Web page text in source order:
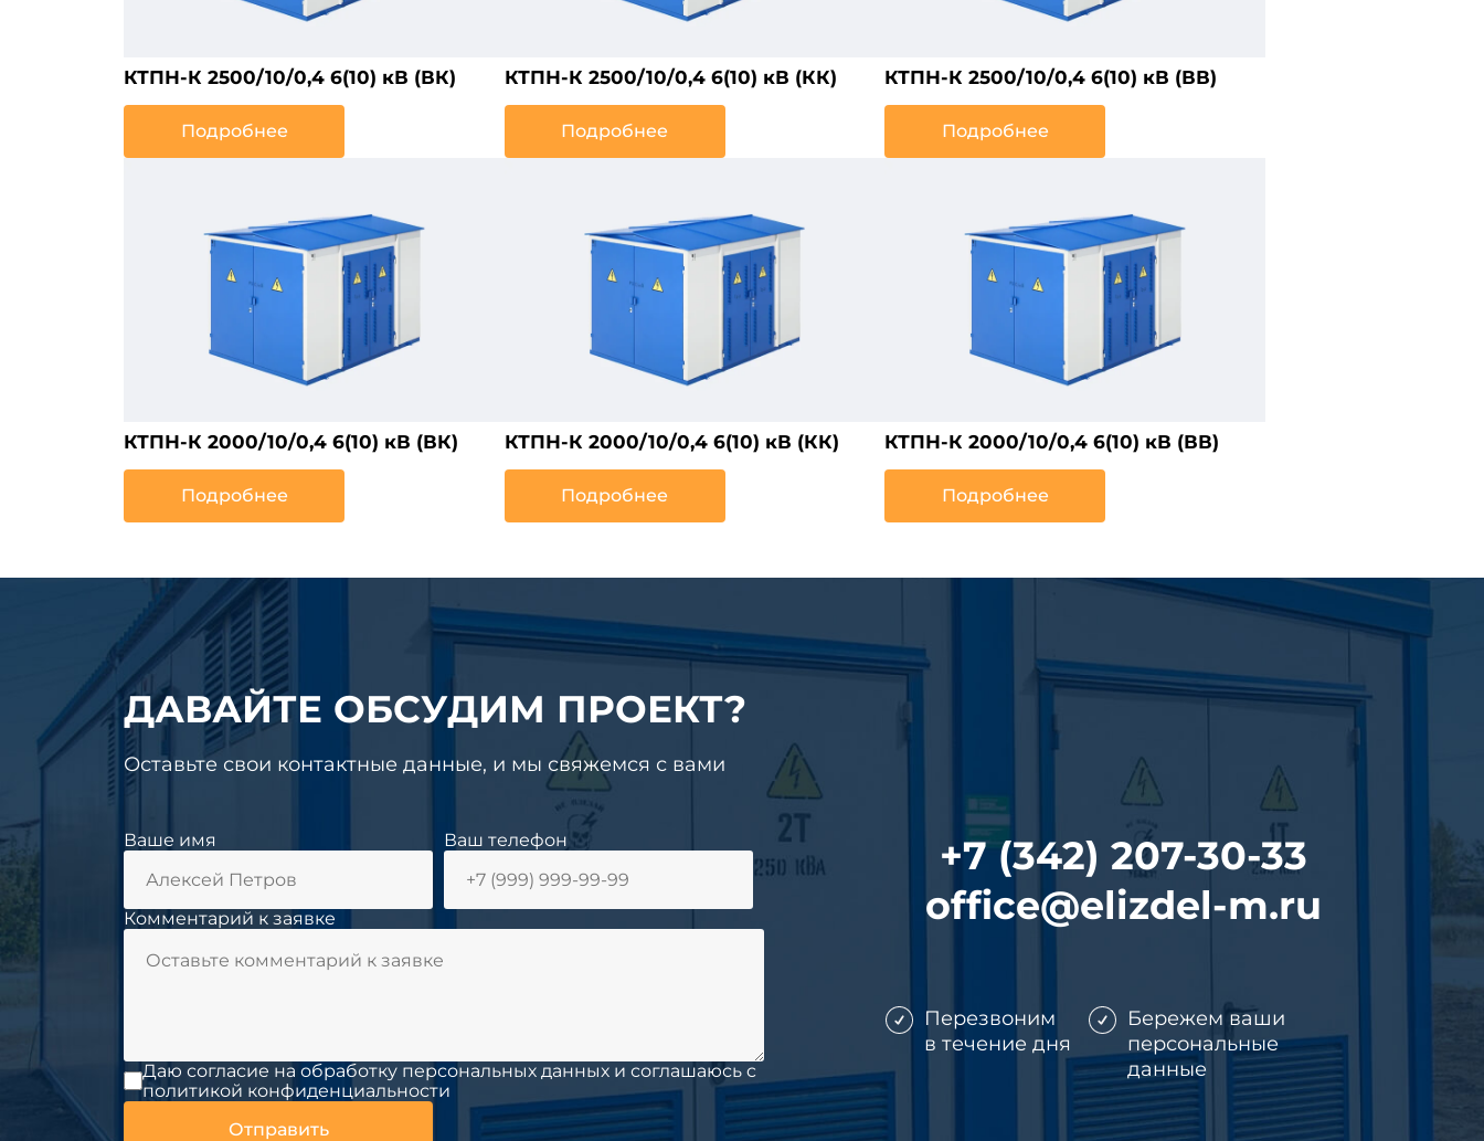
КТПН-К 2500/10/0,4 6(10) кВ (ВК)
Подробнее
КТПН-К 2500/10/0,4 6(10) кВ (КК)
Подробнее
КТПН-К 2500/10/0,4 6(10) кВ (ВВ)
Подробнее
КТПН-К 2000/10/0,4 6(10) кВ (ВК)
Подробнее
КТПН-К 2000/10/0,4 6(10) кВ (КК)
Подробнее
КТПН-К 2000/10/0,4 6(10) кВ (ВВ)
Подробнее
ДАВАЙТЕ ОБСУДИМ ПРОЕКТ?
Оставьте свои контактные данные, и мы свяжемся с вами
Ваше имя Ваш телефон
Комментарий к заявке
Даю согласие на обработку персональных данных и соглашаюсь c
политикой конфиденциальности
+7 (342) 207-30-33
office@elizdel-m.ru
Перезвоним
в течение дня
Бережем ваши
персональные
данные